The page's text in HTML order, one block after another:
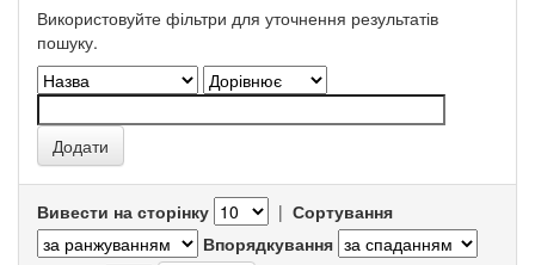
Використовуйте фільтри для уточнення результатів
пошуку.
Вивести на сторінку | Сортування
Впорядкування